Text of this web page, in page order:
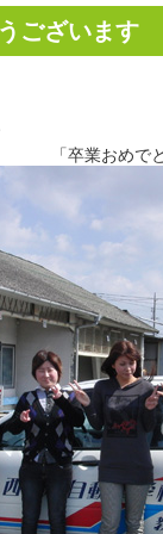
ございます
でと